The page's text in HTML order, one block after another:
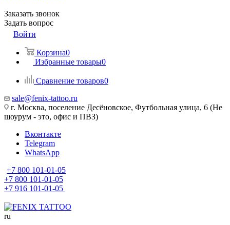
Заказать звонок
Задать вопрос
Войти
Корзина0
Избранные товары0
Сравнение товаров0
sale@fenix-tattoo.ru
г. Москва, поселение Десёновское, Футбольная улица, 6 (Не
шоурум - это, офис и ПВЗ)
Вконтакте
Telegram
WhatsApp
+7 800 101-01-05
+7 800 101-01-05
+7 916 101-01-05
ru